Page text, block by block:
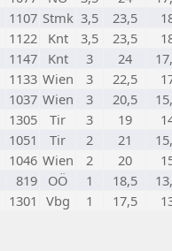
1107 Stmk 3,5 23,5
1122 Knt 3,5 23,5
1147 Knt 3 24
1133 Wien 3 22,5
1037 Wien 3 20,5
1305 Tir 3 19
1051 Tir 2 21
1046 Wien 2 20
819 OÖ 1 18,5
1301 Vbg 1 17,5